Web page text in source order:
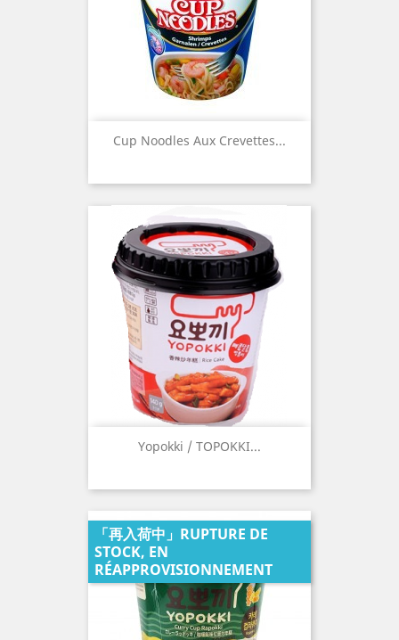
Cup Noodles Aux Crevettes...
Yopokki / TOPOKKI...
「再入荷中」RUPTURE DE
STOCK, EN
RÉAPPROVISIONNEMENT